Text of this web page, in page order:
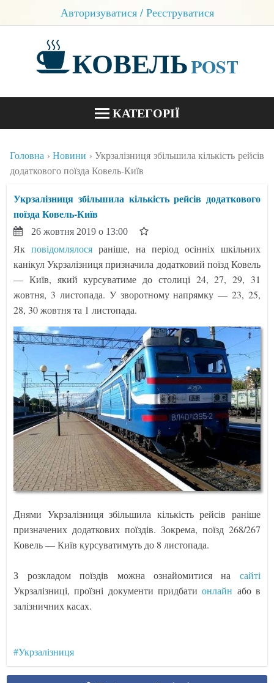
Авторизуватися / Реєструватися
КОВЕЛЬPOST
КАТЕГОРІЇ
БЛОГИ
КОНТАКТИ
Головна Новини
Укрзалізниця збільшила кількість рейсів
додаткового поїзда Ковель-Київ
Укрзалізниця збільшила кількість рейсів додаткового
поїзда Ковель-Київ
26 жовтня 2019 о 13:00
Якповідомлялосяраніше, на період осінніх шкільних
канікул Укрзалізниця призначила додатковий поїзд Ковель
— Київ, який курсуватиме до столиці 24, 27, 29, 31
жовтня, 3 листопада. У зворотному напрямку — 23, 25,
28, 30 жовтня та 1 листопада.
Днями Укрзалізниця збільшила кількість рейсів раніше
призначених додаткових поїздів. Зокрема, поїзд 268/267
Ковель — Київ курсуватимуть до 8 листопада.
З розкладом поїздів можна ознайомитися на сайті
Укрзалізниці, проїзні документи придбатионлайн або в
залізничних касах.
#Укрзалізниця